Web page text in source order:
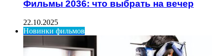
Фильмы 2036: что выбрать на вечер
22.10.2025
Новинки фильмов